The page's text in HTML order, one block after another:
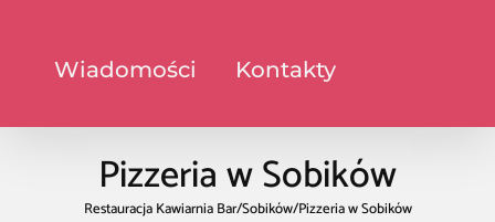
Wiadomości Kontakty
Pizzeria w Sobików
Restauracja Kawiarnia Bar/Sobików/Pizzeria w Sobików